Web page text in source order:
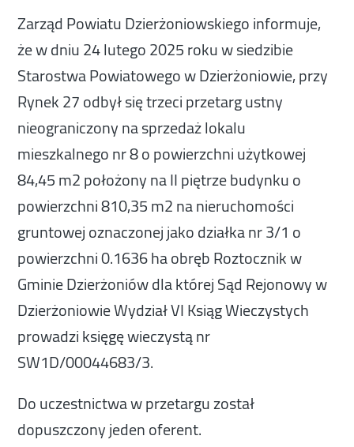
Zarząd Powiatu Dzierżoniowskiego informuje,
że w dniu 24 lutego 2025 roku w siedzibie
Starostwa Powiatowego w Dzierżoniowie, przy
Rynek 27 odbył się trzeci przetarg ustny
nieograniczony na sprzedaż lokalu
mieszkalnego nr 8 o powierzchni użytkowej
84,45 m2 położony na II piętrze budynku o
powierzchni 810,35 m2 na nieruchomości
gruntowej oznaczonej jako działka nr 3/1 o
powierzchni 0.1636 ha obręb Roztocznik w
Gminie Dzierżoniów dla której Sąd Rejonowy w
Dzierżoniowie Wydział VI Ksiąg Wieczystych
prowadzi księgę wieczystą nr
SW1D/00044683/3.
Do uczestnictwa w przetargu został
dopuszczony jeden oferent.